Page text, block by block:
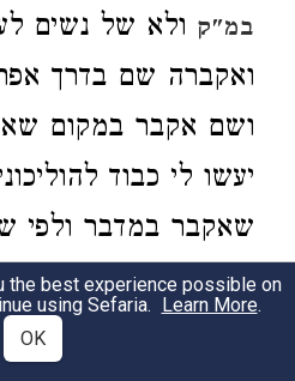
במ"ק ולא של נשים
ואקברה שם בדרך
ושם אקבר במקום
יעשו לי כבוד
שאקבר במדבר ולפי
לשאול המות אמר
במיתה וכה יוסיף
the best experience possible on
using Sefaria. Learn More.
OK